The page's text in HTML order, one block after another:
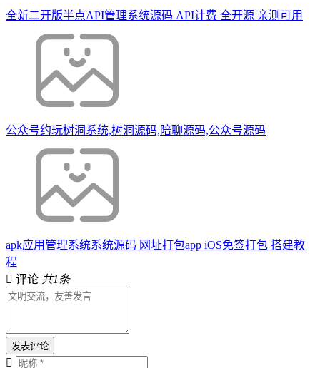
全新二开版半点API管理系统源码 API计费 全开源 亲测可用
公众号约玩树洞系统,树洞源码,陪聊源码,公众号源码
apk应用管理系统系统源码 网址打包app iOS免签打包 搭建教
程
评论 共1条
发表评论